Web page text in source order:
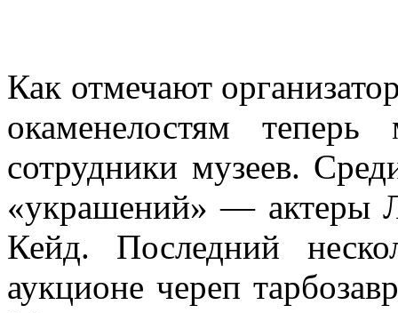
Как отмечают
окаменелостям
сотрудники музеев.
«украшений» — актеры
Кейд. Последний
аукционе череп